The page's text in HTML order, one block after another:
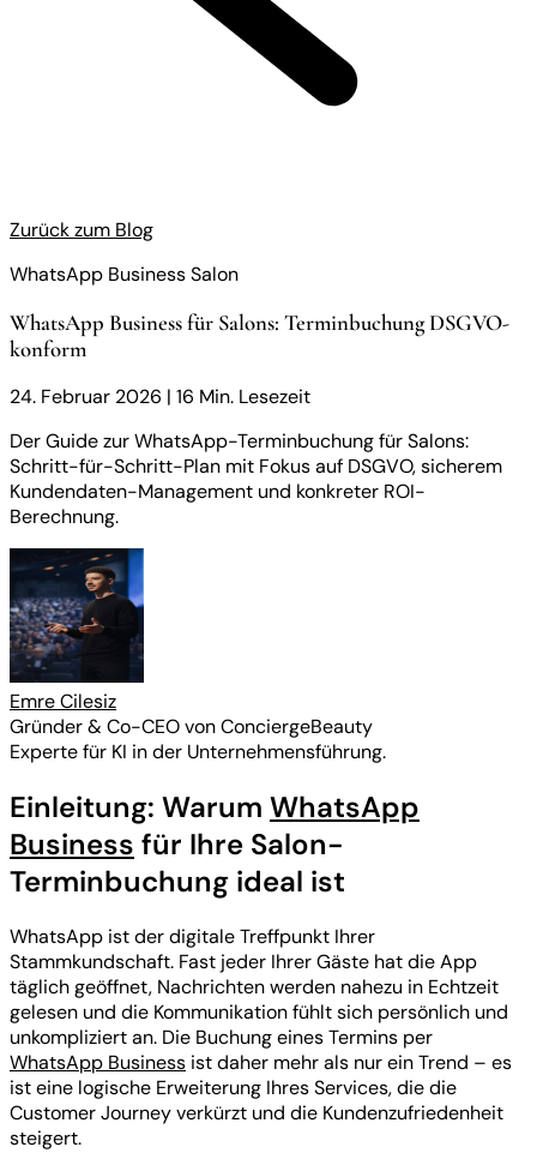
Zurück zum Blog
WhatsApp Business Salon
WhatsApp Business für Salons: Terminbuchung DSGVO-
konform
24. Februar 2026 | 16 Min. Lesezeit
Der Guide zur WhatsApp-Terminbuchung für Salons:
Schritt-für-Schritt-Plan mit Fokus auf DSGVO, sicherem
Kundendaten-Management und konkreter ROI-
Berechnung.
Emre Cilesiz
Gründer & Co-CEO von ConciergeBeauty
Experte für KI in der Unternehmensführung.
Einleitung: Warum WhatsApp
Business für Ihre Salon-
Terminbuchung ideal ist
WhatsApp ist der digitale Treffpunkt Ihrer
Stammkundschaft. Fast jeder Ihrer Gäste hat die App
täglich geöffnet, Nachrichten werden nahezu in Echtzeit
gelesen und die Kommunikation fühlt sich persönlich und
unkompliziert an. Die Buchung eines Termins per
WhatsApp Business ist daher mehr als nur ein Trend – es
ist eine logische Erweiterung Ihres Services, die die
Customer Journey verkürzt und die Kundenzufriedenheit
steigert.